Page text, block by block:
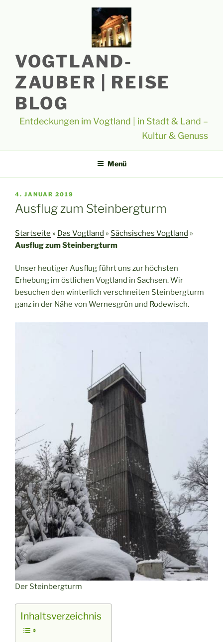
VOGTLAND-
ZAUBER | REISE
BLOG
Entdeckungen im Vogtland | in Stadt & Land –
Kultur & Genuss
Menü
VERÖFFENTLICHT
AM
4. JANUAR 2019
Ausflug zum Steinbergturm
Startseite » Das Vogtland » Sächsisches Vogtland »
Ausflug zum Steinbergturm
Unser heutiger Ausflug führt uns zur höchsten
Erhebung im östlichen Vogtland in Sachsen. Wir
besuchen den winterlich verschneiten Steinbergturm
ganz in der Nähe von Wernesgrün und Rodewisch.
Der Steinbergturm
Inhaltsverzeichnis